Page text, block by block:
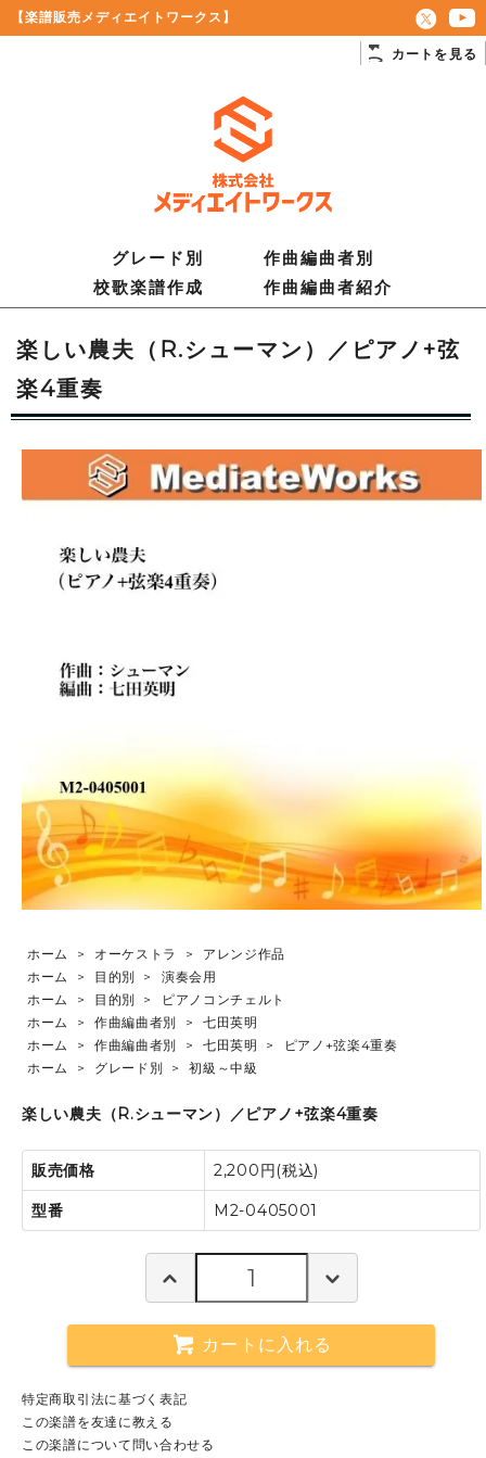
【楽譜販売メディエイトワークス】
カートを見る
グレード別
作曲編曲者別
校歌楽譜作成
作曲編曲者紹介
楽しい農夫（R.シューマン）／ピアノ+弦
楽4重奏
ホーム > オーケストラ >
アレンジ作品
ホーム
> 目的別 >
演奏会用
ホーム
> 目的別 >
ピアノコンチェルト
ホーム
> 作曲編曲者別 >
七田英明
ホーム
> 作曲編曲者別 > 七田英明 >
ピアノ+弦楽4重奏
ホーム
> グレード別 > 初級～中級
楽しい農夫（R.シューマン）／ピアノ+弦楽4重奏
販売価格 2,200円(税込)
型番 M2-0405001
カートに入れる
特定商取引法に基づく表記
この楽譜を友達に教える
この楽譜について問い合わせる